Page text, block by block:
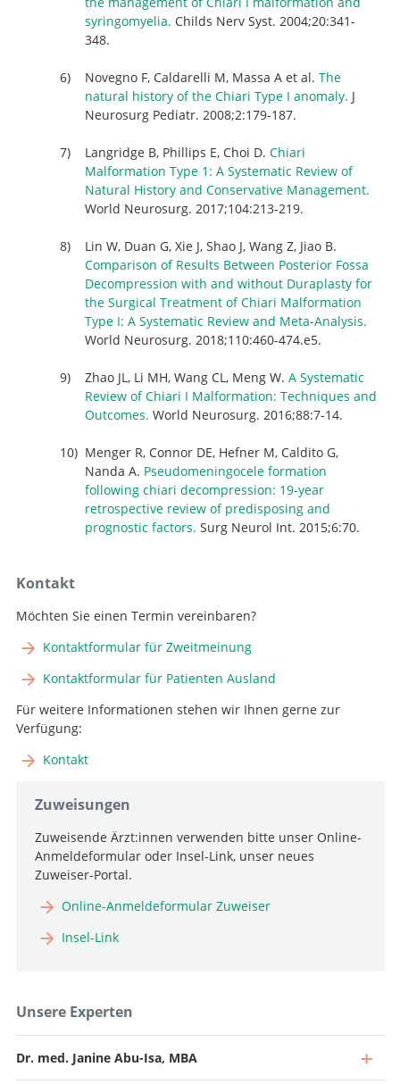
syringomyelia. Childs Nerv Syst. 2004;20:341-
348.
Novegno F, Caldarelli M, Massa A et al. The
natural history of the Chiari Type I anomaly. J
Neurosurg Pediatr. 2008;2:179-187.
Langridge B, Phillips E, Choi D. Chiari
Malformation Type 1: A Systematic Review of
Natural History and Conservative Management.
World Neurosurg. 2017;104:213-219.
Lin W, Duan G, Xie J, Shao J, Wang Z, Jiao B.
Comparison of Results Between Posterior Fossa
Decompression with and without Duraplasty for
the Surgical Treatment of Chiari Malformation
Type I: A Systematic Review and Meta-Analysis.
World Neurosurg. 2018;110:460-474.e5.
Zhao JL, Li MH, Wang CL, Meng W. A Systematic
Review of Chiari I Malformation: Techniques and
Outcomes. World Neurosurg. 2016;88:7-14.
Menger R, Connor DE, Hefner M, Caldito G,
Nanda A. Pseudomeningocele formation
following chiari decompression: 19-year
retrospective review of predisposing and
prognostic factors. Surg Neurol Int. 2015;6:70.
Kontakt
Möchten Sie einen Termin vereinbaren?
Kontaktformular für Zweitmeinung
Kontaktformular für Patienten Ausland
Für weitere Informationen stehen wir Ihnen gerne zur
Verfügung:
Kontakt
Zuweisungen
Zuweisende Ärzt:innen verwenden bitte unser Online-
Anmeldeformular oder Insel-Link, unser neues
Zuweiser-Portal.
Online-Anmeldeformular Zuweiser
Insel-Link
Unsere Experten
Dr. med. Janine Abu-Isa, MBA